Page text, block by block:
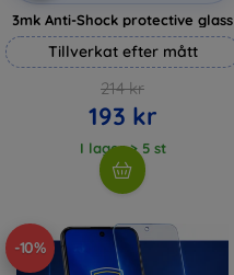
3mk Anti-Shock protective glass
Tillverkat efter mått
214 kr
193 kr
I lager > 5 st
-10%